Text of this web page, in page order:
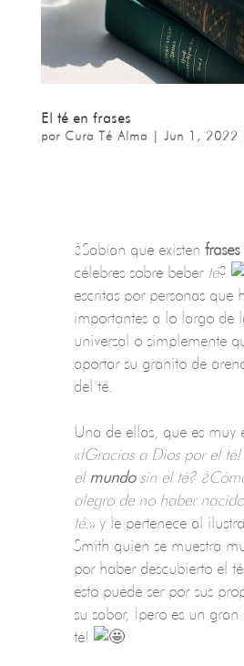
El té en frases
por Cura Té Alma | Jun 1, 2022
¿Sabían que existen frases
célebres sobre beber té?
escritas por personas que
importantes a lo largo de
universal o simplemente
aportar su granito de
del té.
Una de ellas, que es muy
«¡Gracias a Dios por el
el mundosin el té?
alegro de no haber
té. » y le pertenece al
Smith quien se muestra
por haber descubierto el
esto puede ser por sus
su sabor, ¡pero es un gran
té!